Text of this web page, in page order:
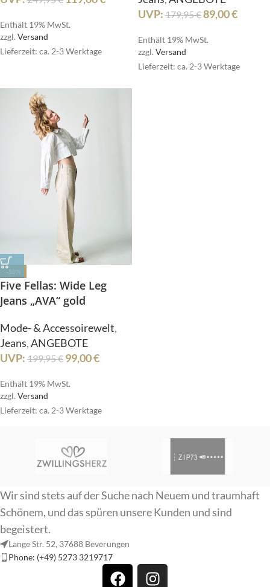
Enthält 19% MwSt.
zzgl. Versand
Lieferzeit: ca. 2-3 Werktage
UVP: 179,95€89,00€
Enthält 19% MwSt.
zzgl. Versand
Lieferzeit: ca. 2-3 Werktage
-50%
Five Fellas: Wide Leg
Jeans „AVA“ gold
Mode- & Accessoirewelt,
Jeans,ANGEBOTE
UVP: 199,95€ 99,00€
Enthält 19% MwSt.
zzgl. Versand
Lieferzeit: ca. 2-3 Werktage
Wir sind stets auf der Suche nach Neuem und traumhaft
Schönem, und das spüren unsere Kunden und sind
begeistert.
Lange Str. 52, 37688 Beverungen
Phone: (+49) 5273 3219717